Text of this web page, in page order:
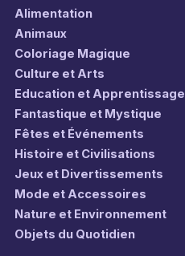
Alimentation
Animaux
Coloriage Magique
Culture et Arts
Education et Apprentissage
Fantastique et Mystique
Fêtes et Événements
Histoire et Civilisations
Jeux et Divertissements
Mode et Accessoires
Nature et Environnement
Objets du Quotidien